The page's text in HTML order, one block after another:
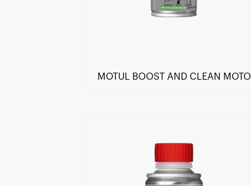
Găsește un partener
MOTUL BOOST AND CLEAN MOTO